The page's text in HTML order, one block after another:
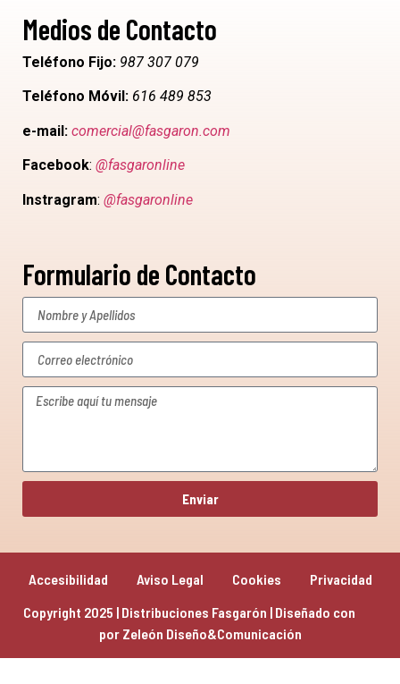
Medios de Contacto
Teléfono Fijo: 987 307 079
Teléfono Móvil: 616 489 853
e-mail: comercial@fasgaron.com
Facebook: @fasgaronline
Instragram: @fasgaronline
Enviar
Formulario de Contacto
Copyright 2025 | Distribuciones Fasgarón | Diseñado con
por Zeleón Diseño&Comunicación
Accesibilidad Aviso Legal Cookies Privacidad